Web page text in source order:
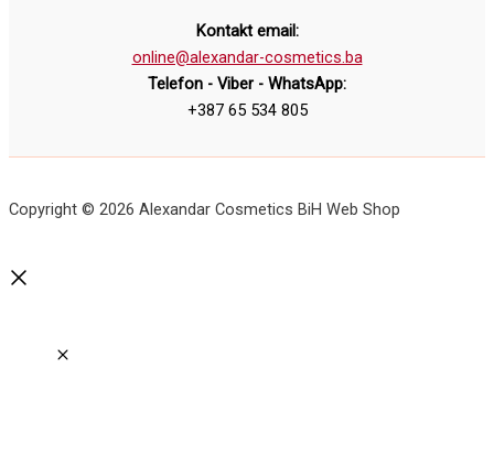
Kontakt email:
online@alexandar-cosmetics.ba
Telefon - Viber - WhatsApp:
+387 65 534 805
Copyright © 2026 Alexandar Cosmetics BiH Web Shop